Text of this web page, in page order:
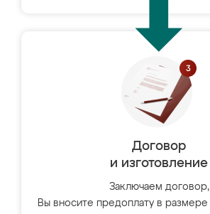
Договор
и изготовление
Заключаем договор,
Вы вносите предоплату в размере